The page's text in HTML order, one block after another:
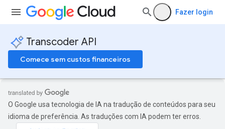
Fazer login
Transcoder API
Comece sem custos financeiros
O Google usa tecnologia de IA na tradução de conteúdos para seu
idioma de preferência. As traduções com IA podem ter erros.